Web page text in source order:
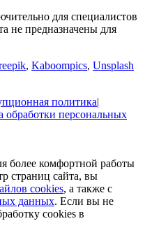
для специалистов
не предназначены для
, Kaboompics, Unsplash
политика|
обработки персональных
более комфортной работы
страниц сайта, вы
cookies, а также с
данных. Если вы не
cookies в